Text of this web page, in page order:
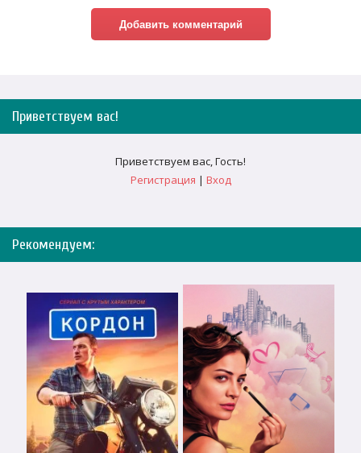
Приветствуем вас!
Приветствуем вас,Гость!
Регистрация | Вход
Рекомендуем: